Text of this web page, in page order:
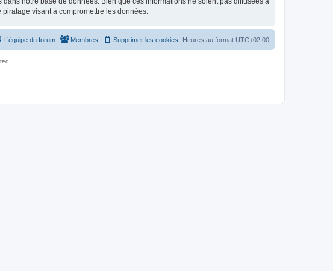
visant à compromettre les données.
Heures au format UTC+02:00
Supprimer les cookies
Membres
L’équipe du forum